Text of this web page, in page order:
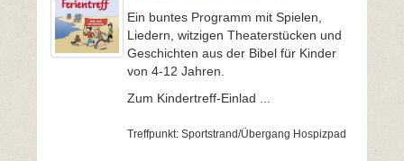
Ein buntes Programm mit Spielen,
Liedern, witzigen Theaterstücken und
Geschichten aus der Bibel für Kinder
von 4-12 Jahren.
Zum Kindertreff-Einlad ...
Treffpunkt: Sportstrand/Übergang Hospizpad